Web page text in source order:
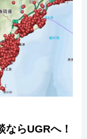
らUGRへ！